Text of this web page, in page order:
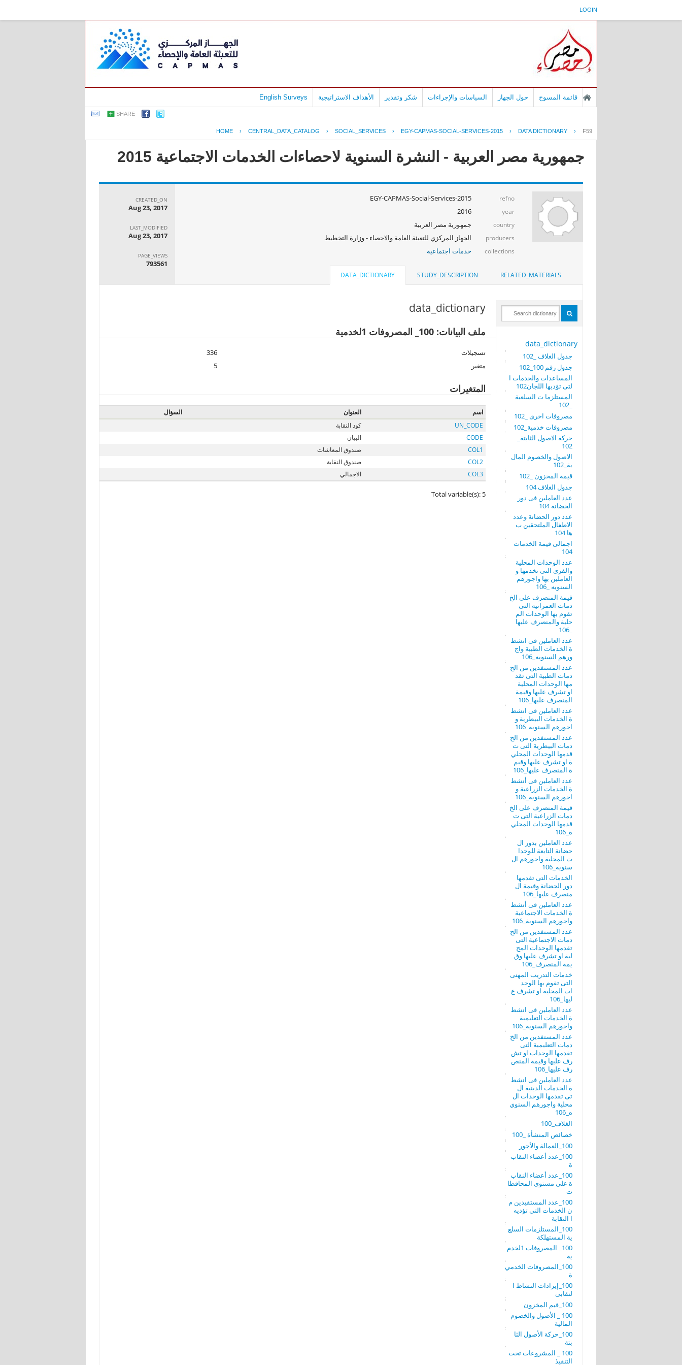
LOGIN
قائمة المسوح حول الجهاز السياسات والإجراءات شكر وتقدير الأهداف الاستراتيجية English Surveys
SHARE
HOME › CENTRAL_DATA_CATALOG › SOCIAL_SERVICES › EGY-CAPMAS-SOCIAL-SERVICES-2015 › DATA DICTIONARY › F59
جمهورية مصر العربية - النشرة السنوية لاحصاءات الخدمات الاجتماعية 2015
refno
EGY-CAPMAS-Social-Services-2015
year
2016
country جمهورية مصر العربية
producers الجهاز المركزي للتعبئة العامة والاحصاء - وزارة التخطيط
collections خدمات اجتماعية
CREATED_ON
Aug 23, 2017
LAST_MODIFIED
Aug 23, 2017
PAGE_VIEWS
793561
RELATED_MATERIALS
STUDY_DESCRIPTION
DATA_DICTIONARY
data_dictionary
جدول الغلاف _102
جدول رقم 100_102
المساعدات والخدمات ا
لتى تؤديها اللجان102
المستلزما ت السلعية
مصروفات اخرى _102
مصروفات خدمية_102
حركة الاصول الثابتة_
102
الاصول والخصوم المال
ية_102
قيمة المخزون _102
جدول الغلاف 104
عدد العاملين فى دور
الحضانة 104
عدد دور الحضانة وعدد
الاطفال الملتحقين ب
ها 104
اجمالى قيمة الخدمات
104
عدد الوحدات المحلية
والقرى التى تخدمها و
العاملين بها واجورهم
السنويه _106
قيمة المنصرف على الخ
دمات العمرانيه التى
تقوم بها الوحدات الم
حلية والمنصرف عليها
عدد العاملين فى انشط
ة الخدمات الطبية واج
ورهم السنويه_106
عدد المستفدين من الخ
دمات الطبية التى تقد
مها الوحدات المحلية
او تشرف عليها وقيمة
المنصرف عليها_106
عدد العاملين فى انشط
ة الخدمات البيطرية و
اجورهم السنويه_106
عدد المستفدين من الخ
دمات البيطرية التى ت
قدمها الوحدات المحلي
ة او تشرف عليها وقيم
ة المنصرف عليها_106
عدد العاملين فى أنشط
ة الخدمات الزراعية و
اجورهم السنويه_106
قيمة المنصرف على الخ
دمات الزراعية التى ت
قدمها الوحدات المحلي
ة_106
عدد العاملين بدور ال
حضانة التابعة للوحدا
ت المحلية واجورهم ال
سنويه_106
الخدمات التى تقدمها
دور الحضانة وقيمة ال
منصرف عليها_106
عدد العاملين فى أنشط
ة الخدمات الاجتماعية
واجورهم السنوية_106
عدد المستفدين من الخ
دمات الاجتماعية التى
تقدمها الوحدات المح
لية او تشرف عليها وق
يمة المنصرف_106
خدمات التدريب المهنى
التى تقوم بها الوحد
ات المحلية او تشرف ع
ليها_106
عدد العاملين فى انشط
ة الخدمات التعليمية
واجورهم السنوية_106
عدد المستفدين من الخ
دمات التعليمية التى
تقدمها الوحدات او تش
رف عليها وقيمة المنص
رف عليها_106
عدد العاملين فى انشط
ة الخدمات الدينية ال
تى تقدمها الوحدات ال
محلية واجورهم السنوي
ه_106
الغلاف_100
خصائص المنشأة _100
100_العمالة والأجور
100_عدد أعضاء النقاب
ة
100_عدد أعضاء النقاب
ة على مستوى المحافظا
ت
100_عدد المستفيدين م
ن الخدمات التى تؤديه
ا النقابة
100_المستلزمات السلع
ية المستهلكة
100_ المصروفات 1لخدم
ية
100_المصروفات الخدمي
ة
100_إيرادات النشاط ا
لنقابى
100_قيم المخزون
100 _ الأصول والخصوم
المالية
100_حركة الأصول الثا
بتة
100 _ المشروعات تحت
التنفيذ
data_dictionary
ملف البيانات: 100_ المصروفات 1لخدمية
تسجيلات
336
متغير
5
المتغيرات
اسم العنوان
السؤال
UN_CODE
كود النقابة
CODE
البيان
COL1
صندوق المعاشات
COL2
صندوق النقابة
COL3
الاجمالي
Total variable(s): 5